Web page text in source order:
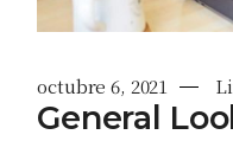
octubre 6, 2021
General